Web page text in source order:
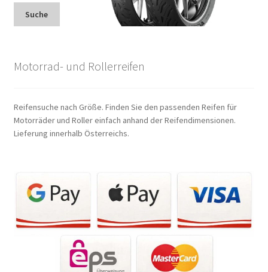
Suche
Motorrad- und Rollerreifen
Reifensuche nach Größe. Finden Sie den passenden Reifen für
Motorräder und Roller einfach anhand der Reifendimensionen.
Lieferung innerhalb Österreichs.